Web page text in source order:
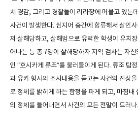
치 경감, 그리고 경찰들이 리라장에 머물고 있는
사건이 발생한다. 심지어 중간에 합류해서 살인
저 살해당하고, 살해범으로 유력한 학생이 유치
어나는 등 총 7명이 살해당하자 지역 검사는 자
인 “호시카게 류조”를 불러들이게 된다. 류조 탐
과 유키 형사의 조사내용을 듣고는 사건의 진상
로 정체를 밝히게 하는 함정을 파게 되고, 마침내
의 정체를 들어내면서 사건의 모든 전말이 드러